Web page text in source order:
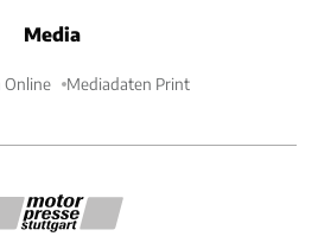
Media
Online Mediadaten Print